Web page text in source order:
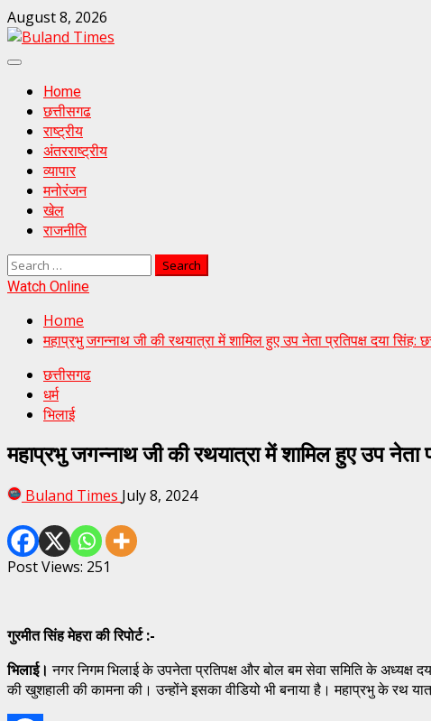
Skip
to
content
August 8, 2026
Primary
MenuHome
छत्तीसगढ
राष्ट्रीय
अंतरराष्ट्रीय
व्यापार
मनोरंजन
खेल
राजनीति
Search
for:
Watch Online
Home
महाप्रभु जगन्नाथ जी की रथयात्रा में शामिल हुए उप नेता प्रतिपक्ष दया
छत्तीसगढ
धर्म
भिलाई
महाप्रभु जगन्नाथ जी की रथयात्रा में शामिल हुए उप
Buland Times July 8, 2024
Post Views: 251
गुरमीत सिंह मेहरा की रिपोर्ट :-
भिलाई। नगर निगम भिलाई के उपनेता प्रतिपक्ष और बोल बम सेवा समिति के अध्यक्ष
की खुशहाली की कामना की। उन्होंने इसका वीडियो भी बनाया है। महाप्रभु के रथ